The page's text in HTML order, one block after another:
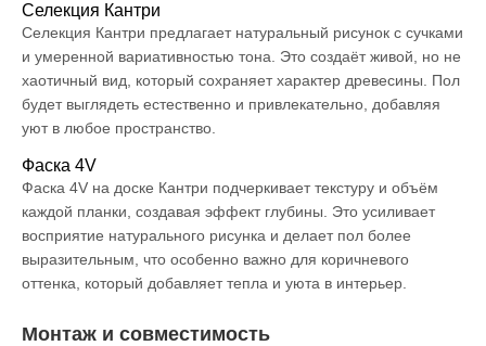
Селекция Кантри
Селекция Кантри предлагает натуральный рисунок с сучками
и умеренной вариативностью тона. Это создаёт живой, но не
хаотичный вид, который сохраняет характер древесины. Пол
будет выглядеть естественно и привлекательно, добавляя
уют в любое пространство.
Фаска 4V
Фаска 4V на доске Кантри подчеркивает текстуру и объём
каждой планки, создавая эффект глубины. Это усиливает
восприятие натурального рисунка и делает пол более
выразительным, что особенно важно для коричневого
оттенка, который добавляет тепла и уюта в интерьер.
Монтаж и совместимость